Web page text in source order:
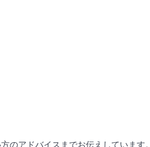
のアドバイスまでお伝えしています。